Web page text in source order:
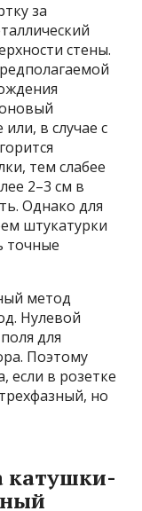
за
стены.
в случае с
тем слабее
2–3 см в
Однако для
штукатурки
точные
метод
Нулевой
для
Поэтому
если в розетке
но
катушки-